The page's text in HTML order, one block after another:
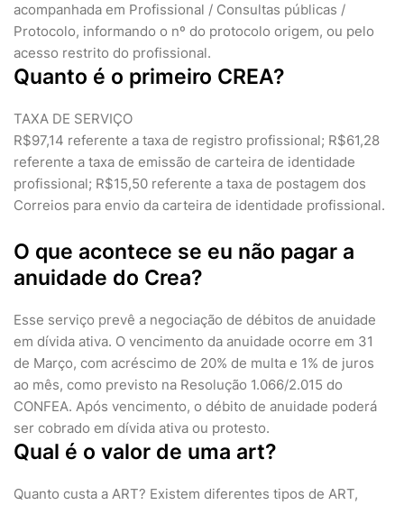
acompanhada em Profissional / Consultas públicas /
Protocolo, informando o nº do protocolo origem, ou pelo
acesso restrito do profissional.
Quanto é o primeiro CREA?
TAXA DE SERVIÇO
R$97,14 referente a taxa de registro profissional; R$61,28
referente a taxa de emissão de carteira de identidade
profissional; R$15,50 referente a taxa de postagem dos
Correios para envio da carteira de identidade profissional.
O que acontece se eu não pagar a
anuidade do Crea?
Esse serviço prevê a negociação de débitos de anuidade
em dívida ativa. O vencimento da anuidade ocorre em 31
de Março, com acréscimo de 20% de multa e 1% de juros
ao mês, como previsto na Resolução 1.066/2.015 do
CONFEA. Após vencimento, o débito de anuidade poderá
ser cobrado em dívida ativa ou protesto.
Qual é o valor de uma art?
Quanto custa a ART? Existem diferentes tipos de ART,